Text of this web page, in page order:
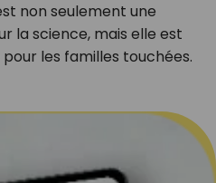
non seulement une
la science, mais elle est
les familles touchées.